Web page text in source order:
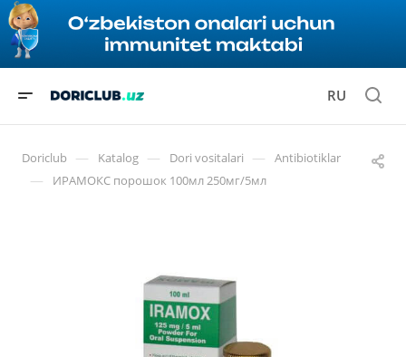
RU
Doriclub — Katalog — Dori vositalari — Antibiotiklar
— ИРАМОКС порошок 100мл 250мг/5мл